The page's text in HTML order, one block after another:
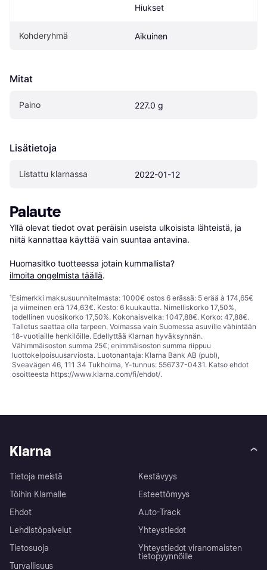
Hiukset
Kohderyhmä Aikuinen
Mitat
Paino 227.0 g
Lisätietoja
Listattu klarnassa 2022-01-12
Palaute
Yllä olevat tiedot ovat peräisin useista ulkoisista lähteistä, ja
niitä kannattaa käyttää vain suuntaa antavina.
Huomasitko tuotteessa jotain kummallista?
ilmoita ongelmista täällä.
¹Esimerkki maksusuunnitelmasta: 1000€ ostos 6 erässä: 5 erää à 174,65€
ja viimeinen erä 174,63€. Kesto: 6 kuukautta. Nimelliskorko 17,50%,
todellinen vuosikorko 17,50%. Kokonaisvelka: 1047,88€. Korko: 47,88€.
Talletus saattaa olla tarpeen. Voimassa vain Suomessa asuville vähintään
18-vuotiaille henkilöille. Edellyttää Klarnan hyväksynnän.
Vähimmäisoston summa 25€; enimmäisoston summa riippuu
luottokelpoisuusarviosta. Luotonantaja: Klarna Bank AB (publ),
Sveavägen 46, 111 34 Tukholma, Y-tunnus: 556737-0431. Katso ehdot
osoitteesta https://www.klarna.com/fi/ehdot/.
Klarna
Tietoja meistä
Töihin Klarnalle
Ehdot
Lehdistöpalvelut
Tietosuoja
Turvallisuus
Kestävyys
Esteettömyys
Auto-Track
Yhteystiedot
Yhteystiedot viranomaisten
tietopyynnöille